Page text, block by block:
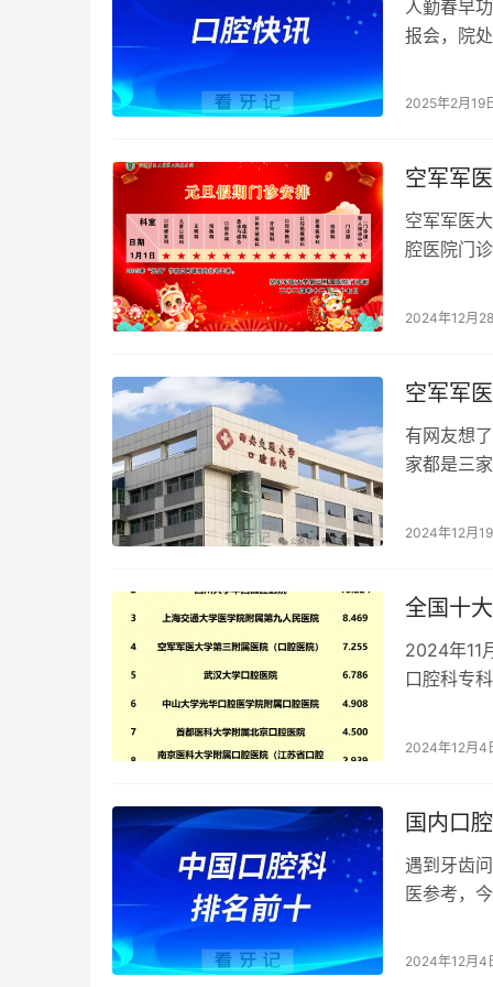
人勤春早
报会，院
2025年2月19
空军军
空军军医
腔医院门
2024年12月
空军军
有网友想
家都是三
2024年12月
全国十
2024年11
口腔科专
2024年12月4
国内口
遇到牙齿
医参考，
2024年12月4